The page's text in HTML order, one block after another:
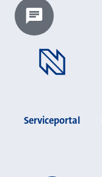
Chatbot laden?
Serviceportal